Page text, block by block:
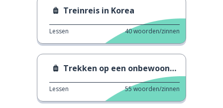
Treinreis in Korea
Lessen 40woorden/zinnen
Trekken op een onbewoond eiland
Lessen 55woorden/zinnen